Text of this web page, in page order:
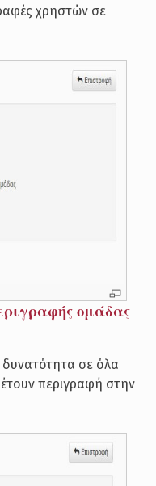
χρηστών σε
ομάδας
δυνατότητα σε όλα
περιγραφή στην